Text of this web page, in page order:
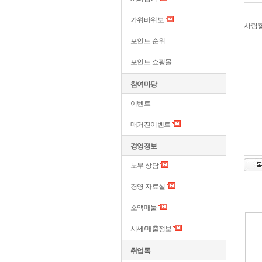
가위바위보
포인트 순위
포인트 쇼핑몰
참여마당
이벤트
매거진이벤트
경영정보
노무 상담
경영 자료실
소액매물
시세/매출정보
취업톡
사랑